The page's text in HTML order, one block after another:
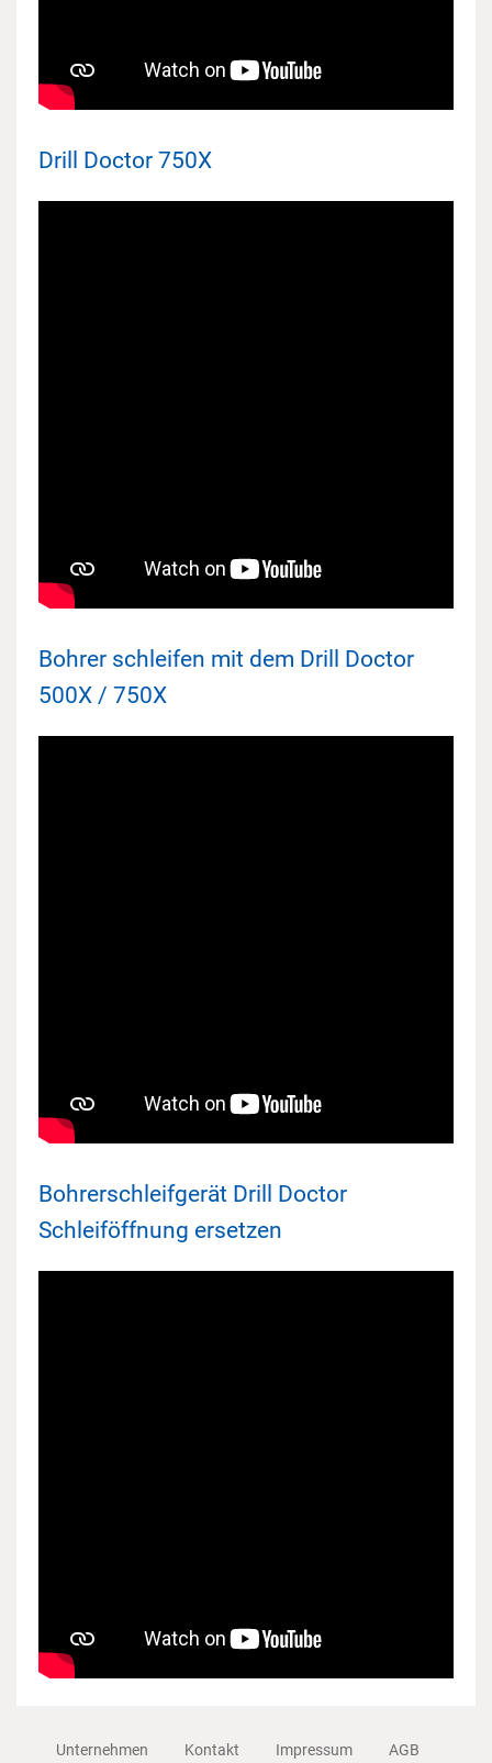
Drill Doctor 750X
Bohrer schleifen mit dem Drill Doctor
500X / 750X
Bohrerschleifgerät Drill Doctor
Schleiföffnung ersetzen
Unternehmen Kontakt Impressum AGB